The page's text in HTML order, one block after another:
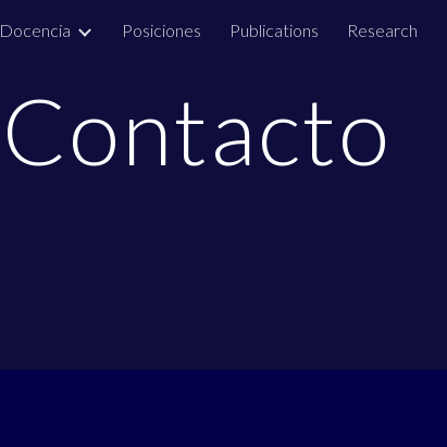
Skip to navigation
Docencia Posiciones Publications Research
Contacto